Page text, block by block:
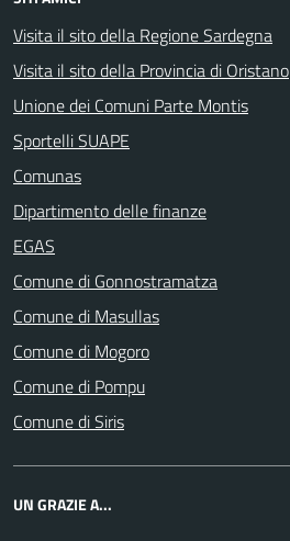
Visita il sito della Regione Sardegna
Visita il sito della Provincia di Oristano
Unione dei Comuni Parte Montis
Sportelli SUAPE
Comunas
Dipartimento delle finanze
EGAS
Comune di Gonnostramatza
Comune di Masullas
Comune di Mogoro
Comune di Pompu
Comune di Siris
UN GRAZIE A...